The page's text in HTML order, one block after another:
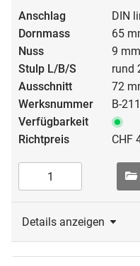
Verwaltungs- und
Nebeneingänge,
DIN
65
9 mm
rund
72
B-
CHF
Details anzeigen